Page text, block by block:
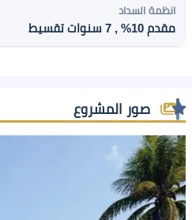
انظمة السداد
مقدم 10% , 7 سنوات تقسيط
صور المشروع